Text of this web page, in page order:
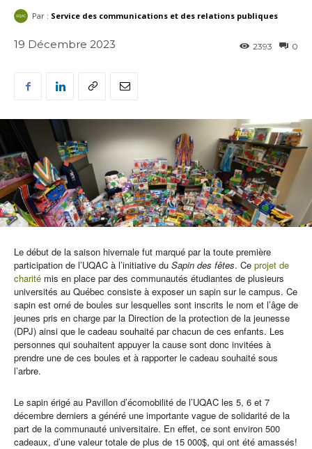
Par : Service des communications et des relations publiques
19 Décembre 2023 0
2393
Le début de la saison hivernale fut marqué par la toute première
participation de l’UQAC à l’initiative du Sapin des fêtes. Ce projet de
charité mis en place par des communautés étudiantes de plusieurs
universités au Québec consiste à exposer un sapin sur le campus. Ce
sapin est orné de boules sur lesquelles sont inscrits le nom et l’âge de
jeunes pris en charge par la Direction de la protection de la jeunesse
(DPJ) ainsi que le cadeau souhaité par chacun de ces enfants. Les
personnes qui souhaitent appuyer la cause sont donc invitées à
prendre une de ces boules et à rapporter le cadeau souhaité sous
l’arbre.
Le sapin érigé au Pavillon d’écomobilité de l’UQAC les 5, 6 et 7
décembre derniers a généré une importante vague de solidarité de la
part de la communauté universitaire. En effet, ce sont environ 500
cadeaux, d’une valeur totale de plus de 15 000$, qui ont été amassés!